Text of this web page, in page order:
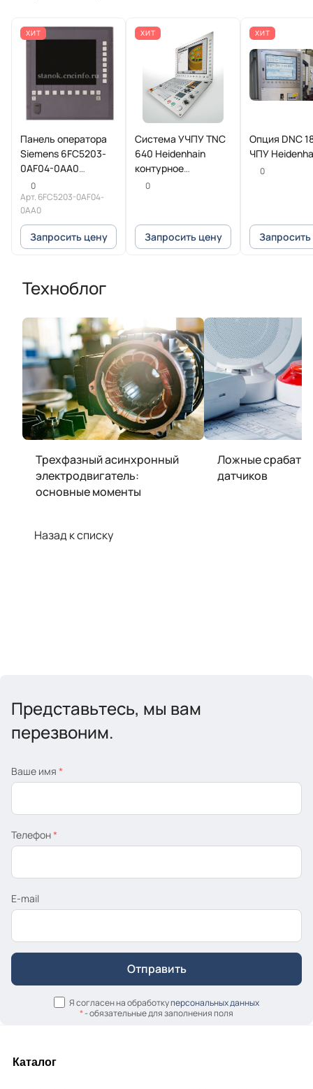
ХИТ
Панель оператора
Siemens 6FC5203-
0AF04-0AA0
SINUMERIK
0
Арт. 6FC5203-0AF04-
0AA0
Запросить цену
ХИТ
Система УЧПУ TNC
640 Heidenhain
контурное
управление для
станков
0
Запросить цену
ХИТ
Опция DNC
ЧПУ
0
Техноблог
Трехфазный асинхронный
электродвигатель:
основные моменты
Ложные
датчиков
Назад к списку
Представьтесь, мы вам
перезвоним.
Ваше имя *
Телефон*
E-mail
Я согласен на обработкуперсональных данных
*- обязательные для заполнения поля
Каталог